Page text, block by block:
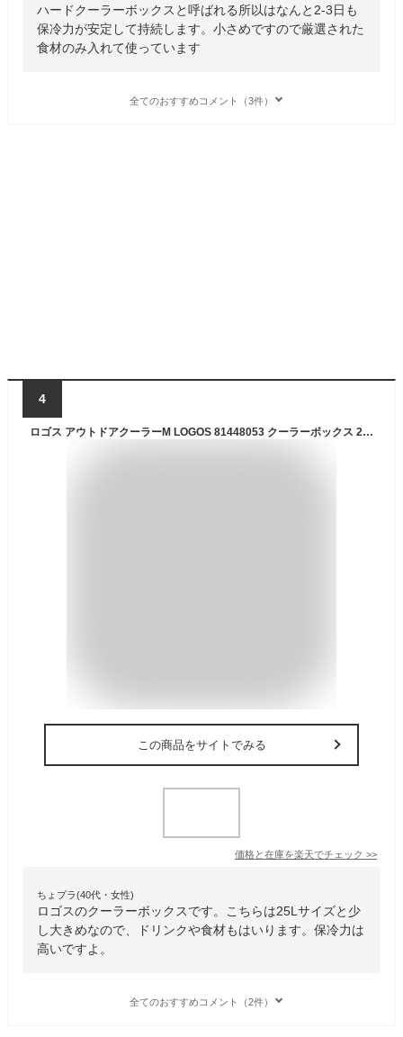
ハードクーラーボックスと呼ばれる所以はなんと2-3日も
保冷力が安定して持続します。小さめですので厳選された
食材のみ入れて使っています
全てのおすすめコメント（3件）
4
ロゴス アウトドアクーラーM LOGOS 81448053 クーラーボックス 25L 保冷 肩掛け 水抜き 釣り キャンプ アウトドアリビング 【正規品】
この商品をサイトでみる
価格と在庫を楽天でチェック >>
ちょプラ(40代・女性)
ロゴスのクーラーボックスです。こちらは25Lサイズと少
し大きめなので、ドリンクや食材もはいります。保冷力は
高いですよ。
全てのおすすめコメント（2件）